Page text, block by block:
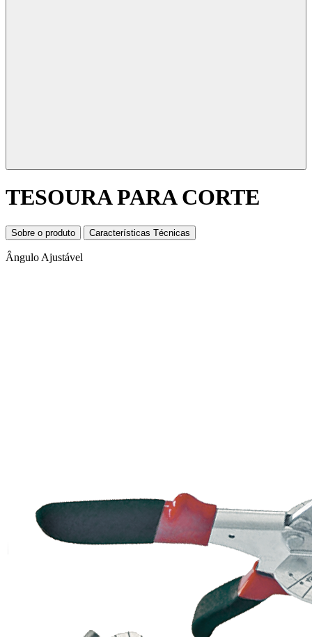
TESOURA PARA CORTE
Sobre o produto Características Técnicas
Ângulo Ajustável